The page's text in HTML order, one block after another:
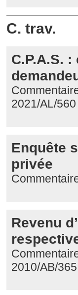
C. trav.
C.P.A.S.
2021/AL/560
Enquête
privée
Revenu
2010/AB/365